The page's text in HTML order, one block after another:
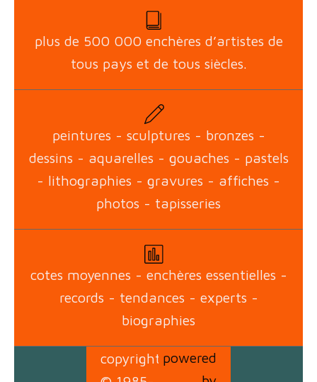
plus de 500 000 enchères d’artistes de
tous pays et de tous siècles.
peintures - sculptures - bronzes -
dessins - aquarelles - gouaches - pastels
- lithographies - gravures - affiches -
photos - tapisseries
cotes moyennes - enchères essentielles -
records - tendances - experts -
biographies
copyright powered